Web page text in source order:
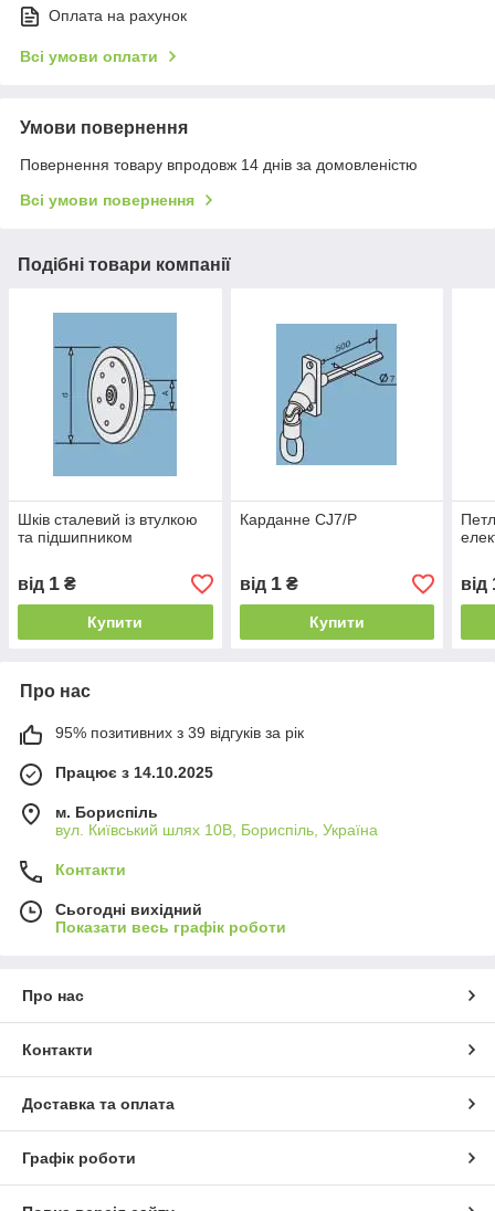
Оплата на рахунок
Всі умови оплати
Умови повернення
Повернення товару впродовж 14 днів за домовленістю
Всі умови повернення
Подібні товари компанії
Шків сталевий із втулкою
та підшипником
від 1 ₴
Купити
Карданне CJ7/P
від 1₴
Купити
від
Про нас
95% позитивних з 39 відгуків за рік
Працює з 14.10.2025
м. Бориспіль
вул. Київський шлях 10В, Бориспіль, Україна
Контакти
Сьогодні вихідний
Показати весь графік роботи
Про нас
Контакти
Доставка та оплата
Графік роботи